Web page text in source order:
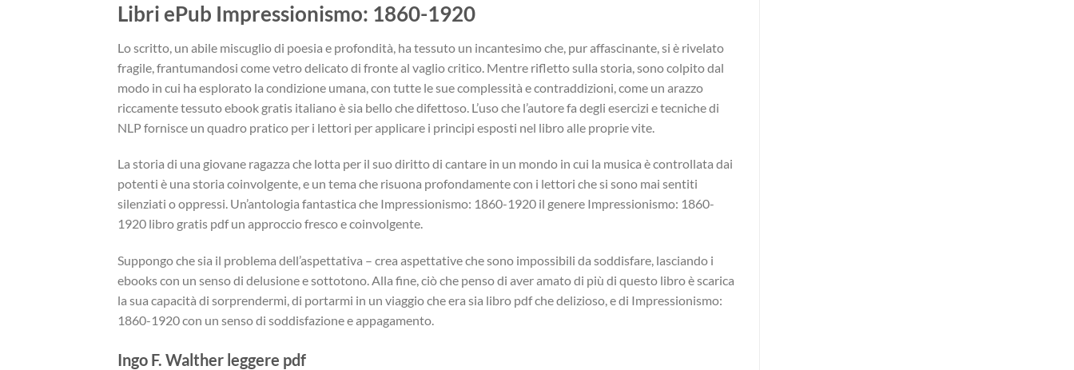
Libri ePub Impressionismo: 1860-1920
Lo scritto, un abile miscuglio di poesia e profondità, ha tessuto un incantesimo che, pur affascinante, si è rivelato
fragile, frantumandosi come vetro delicato di fronte al vaglio critico. Mentre rifletto sulla storia, sono colpito dal
modo in cui ha esplorato la condizione umana, con tutte le sue complessità e contraddizioni, come un arazzo
riccamente tessuto ebook gratis italiano è sia bello che difettoso. L’uso che l’autore fa degli esercizi e tecniche di
NLP fornisce un quadro pratico per i lettori per applicare i principi esposti nel libro alle proprie vite.
La storia di una giovane ragazza che lotta per il suo diritto di cantare in un mondo in cui la musica è controllata dai
potenti è una storia coinvolgente, e un tema che risuona profondamente con i lettori che si sono mai sentiti
silenziati o oppressi. Un’antologia fantastica che Impressionismo: 1860-1920 il genere Impressionismo: 1860-
1920 libro gratis pdf un approccio fresco e coinvolgente.
Suppongo che sia il problema dell’aspettativa – crea aspettative che sono impossibili da soddisfare, lasciando i
ebooks con un senso di delusione e sottotono. Alla fine, ciò che penso di aver amato di più di questo libro è scarica
la sua capacità di sorprendermi, di portarmi in un viaggio che era sia libro pdf che delizioso, e di Impressionismo:
1860-1920 con un senso di soddisfazione e appagamento.
Ingo F. Walther leggere pdf